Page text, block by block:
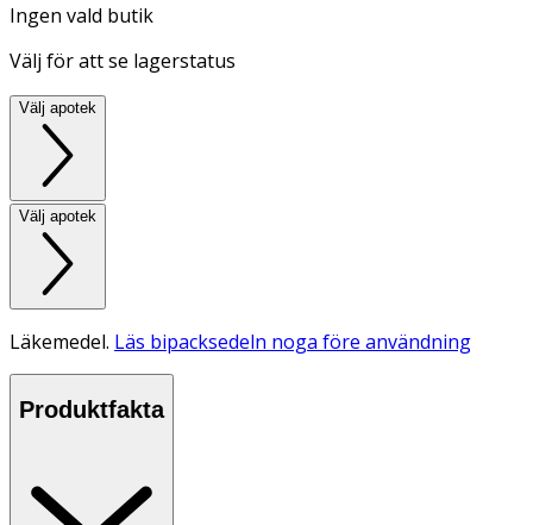
Ingen vald butik
Välj för att se lagerstatus
Välj apotek
Välj apotek
Läkemedel. Läs bipacksedeln noga före användning
Produktfakta